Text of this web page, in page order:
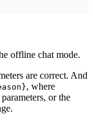
offline chat mode.
are correct. And
, where
or the